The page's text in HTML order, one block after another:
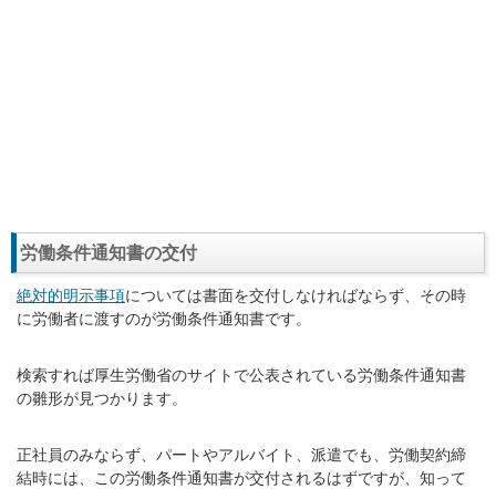
労働条件通知書の交付
絶対的明示事項については書面を交付しなければならず、その時
に労働者に渡すのが労働条件通知書です。
検索すれば厚生労働省のサイトで公表されている労働条件通知書
の雛形が見つかります。
正社員のみならず、パートやアルバイト、派遣でも、労働契約締
結時には、この労働条件通知書が交付されるはずですが、知って